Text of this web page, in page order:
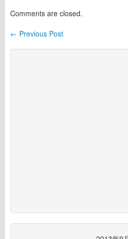
Comments are closed.
← Previous Post